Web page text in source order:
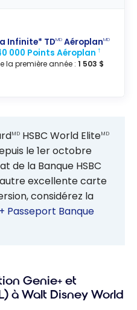
Infinite* TDMD AéroplanMD
000 Points Aéroplan†
la première année : 1 503 $
MD HSBC World EliteMD
le 1er octobre
de la Banque HSBC
autre excellente carte
considérez la
Passeport Banque
Genie+ et
à Walt Disney World